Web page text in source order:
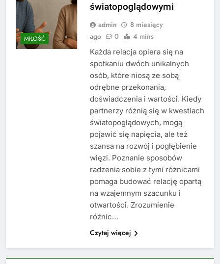
MIŁOŚĆ
światopoglądowymi
admin
8 miesięcy
ago
0 4 mins
Każda relacja opiera się na
spotkaniu dwóch unikalnych
osób, które niosą ze sobą
odrębne przekonania,
doświadczenia i wartości. Kiedy
partnerzy różnią się w kwestiach
światopoglądowych, mogą
pojawić się napięcia, ale też
szansa na rozwój i pogłębienie
więzi. Poznanie sposobów
radzenia sobie z tymi różnicami
pomaga budować relację opartą
na wzajemnym szacunku i
otwartości. Zrozumienie
różnic…
Czytaj więcej